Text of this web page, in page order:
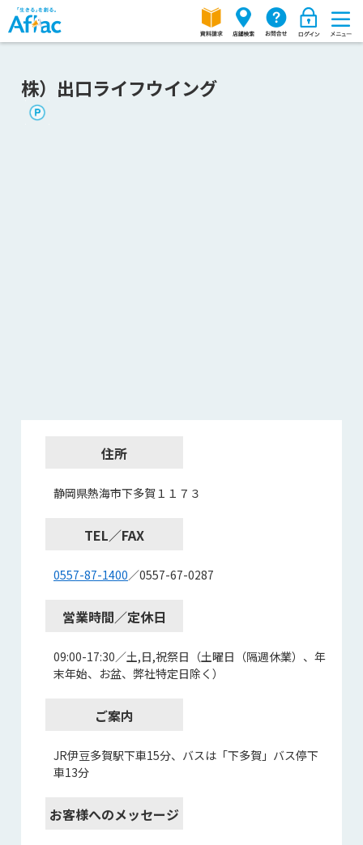
株）出口ライフウイング
住所
静岡県熱海市下多賀１１７３
TEL／FAX
0557-87-1400／0557-67-0287
営業時間／定休日
09:00-17:30／土,日,祝祭日（土曜日（隔週休業）、年
末年始、お盆、弊社特定日除く）
ご案内
JR伊豆多賀駅下車15分、バスは「下多賀」バス停下
車13分
お客様へのメッセージ